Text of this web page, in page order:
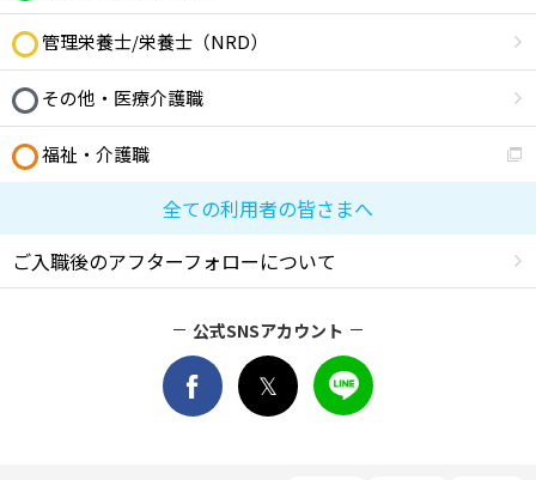
管理栄養士/栄養士（NRD）
その他・医療介護職
福祉・介護職
全ての利用者の皆さまへ
ご入職後のアフターフォローについて
公式SNSアカウント